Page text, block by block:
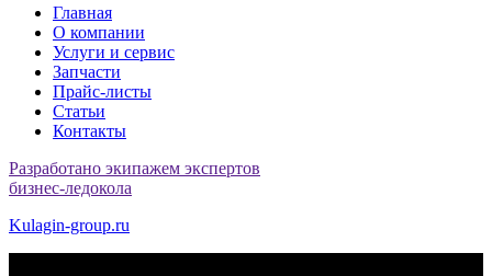
Главная
О компании
Услуги и сервис
Запчасти
Прайс-листы
Статьи
Контакты
Разработано экипажем экспертов
бизнес-ледокола
Kulagin-group.ru